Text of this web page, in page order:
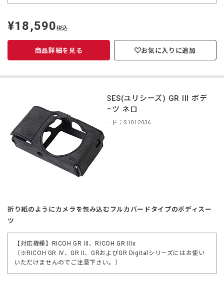
定
価
¥18,590税込
商品詳細を見る お気に入りに追加
ULYSSES(ユリシーズ) GR III ボデ
ィスーツ ネロ
商品コード：S1012036
折り紙のようにカメラを包み込むフルカバードタイプのボディスー
ツ
【対応機種】RICOH GR III、RICOH GR IIIx
（※RICOH GR IV、GR II、GRおよびGR Digitalシリーズにはお使い
いただけませんのでご注意下さい。）